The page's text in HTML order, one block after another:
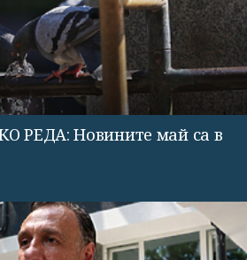
РЕДА: Новините май са в